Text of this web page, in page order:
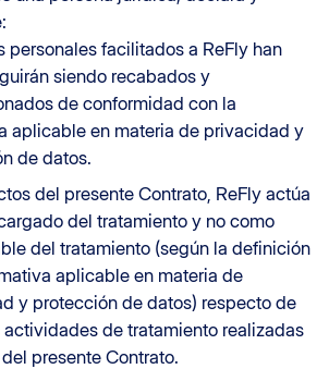
personales facilitados a ReFly han
siendo recabados y
de conformidad con la
aplicable en materia de privacidad y
de datos.
del presente Contrato, ReFly actúa
del tratamiento y no como
del tratamiento (según la definición
aplicable en materia de
y protección de datos) respecto de
actividades de tratamiento realizadas
presente Contrato.